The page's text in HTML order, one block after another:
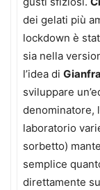
dei gelati più
lockdown è
sia nella
l’idea di
sviluppare
denominatore,
laboratorio
sorbetto)
semplice
direttamente